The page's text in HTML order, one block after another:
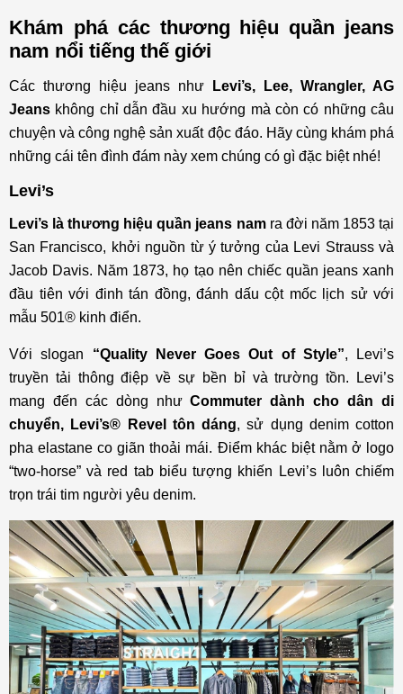
Khám phá các thương hiệu quần jeans
nam nổi tiếng thế giới
Các thương hiệu jeans như
Levi’s, Lee, Wrangler, AG
Jeans không chỉ dẫn đầu xu hướng mà còn có những câu
chuyện và công nghệ sản xuất độc đáo. Hãy cùng khám phá
những cái tên đình đám này xem chúng có gì đặc biệt nhé!
Levi’s
Levi’s là thương hiệu quần jeans namra đời năm 1853 tại
San Francisco, khởi nguồn từ ý tưởng của Levi Strauss và
Jacob Davis. Năm 1873, họ tạo nên chiếc quần jeans xanh
đầu tiên với đinh tán đồng, đánh dấu cột mốc lịch sử với
mẫu 501® kinh điển.
Với slogan “Quality Never Goes Out of Style”, Levi’s
truyền tải thông điệp về sự bền bỉ và trường tồn. Levi’s
mang đến các dòng nhưCommuter dành cho dân di
chuyển, Levi’s® Revel tôn dáng, sử dụng denim cotton
pha elastane co giãn thoải mái. Điểm khác biệt nằm ở logo
“two-horse” và red tab biểu tượng khiến Levi’s luôn chiếm
trọn trái tim người yêu denim.